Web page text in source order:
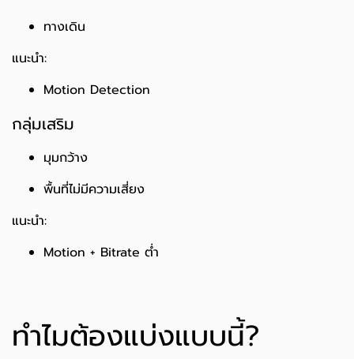
ทางเดิน
แนะนำ:
Motion Detection
กลุ่มเสริม
มุมกว้าง
พื้นที่ไม่มีความเสี่ยง
แนะนำ:
Motion + Bitrate ต่ำ
ทำไมต้องแบ่งแบบนี้?